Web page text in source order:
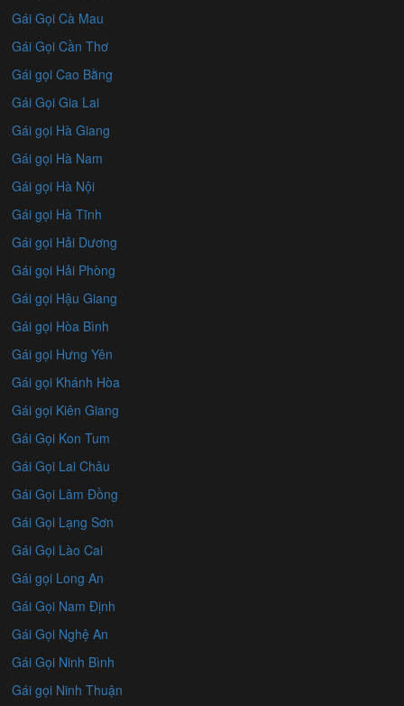
Gái Gọi Cà Mau
Gái Gọi Cần Thơ
Gái gọi Cao Bằng
Gái Gọi Gia Lai
Gái gọi Hà Giang
Gái gọi Hà Nam
Gái gọi Hà Nội
Gái gọi Hà Tĩnh
Gái gọi Hải Dương
Gái gọi Hải Phòng
Gái gọi Hậu Giang
Gái gọi Hòa Bình
Gái gọi Hưng Yên
Gái gọi Khánh Hòa
Gái gọi Kiên Giang
Gái Gọi Kon Tum
Gái Gọi Lai Châu
Gái Gọi Lâm Đồng
Gái Gọi Lạng Sơn
Gái Gọi Lào Cai
Gái gọi Long An
Gái Gọi Nam Định
Gái Gọi Nghệ An
Gái Gọi Ninh Bình
Gái gọi Ninh Thuận